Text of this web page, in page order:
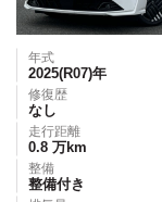
年式
2025(R07)年
修復歴
なし
走行距離
0.8 万km
整備
整備付き